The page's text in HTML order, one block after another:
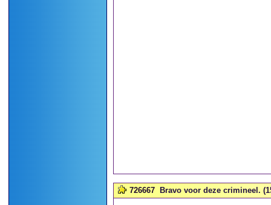
726667 Bravo voor deze crimineel.